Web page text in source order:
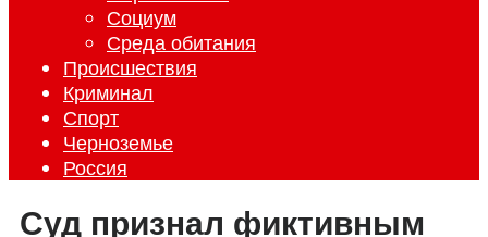
Социум
Среда обитания
Происшествия
Криминал
Спорт
Черноземье
Россия
Суд признал фиктивным